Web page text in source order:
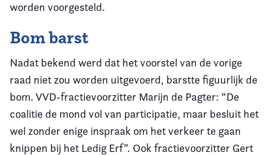
worden voorgesteld.
Bom barst
Nadat bekend werd dat het voorstel van de vorige
raad niet zou worden uitgevoerd, barstte figuurlijk de
bom. VVD-fractievoorzitter Marijn de Pagter: “De
coalitie de mond vol van participatie, maar besluit het
wel zonder enige inspraak om het verkeer te gaan
knippen bij het Ledig Erf”. Ook fractievoorzitter Gert